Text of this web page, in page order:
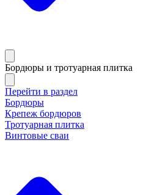
Бордюры и тротуарная плитка
Перейти в раздел
Бордюры
Крепеж бордюров
Тротуарная плитка
Винтовые сваи